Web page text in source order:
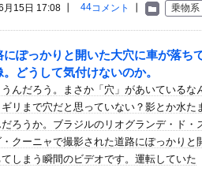
正直だった結果…
でもフリン相手に会いたい・...
”、ホーム開幕戦に新フェイ...
て何が面白いんだよ」他
乗物系
44コメント
月15日 17:08 ┃
にぽっかりと開いた大穴に車が落ち
どうして気付けないのか。
んだろう。まさか「穴」があいているな
リまで穴だと思っていない？影とか水た
ろうか。ブラジルのリオグランデ・ド・
クーニャで撮影された道路にぽっかりと
しまう瞬間のビデオです。運転していた